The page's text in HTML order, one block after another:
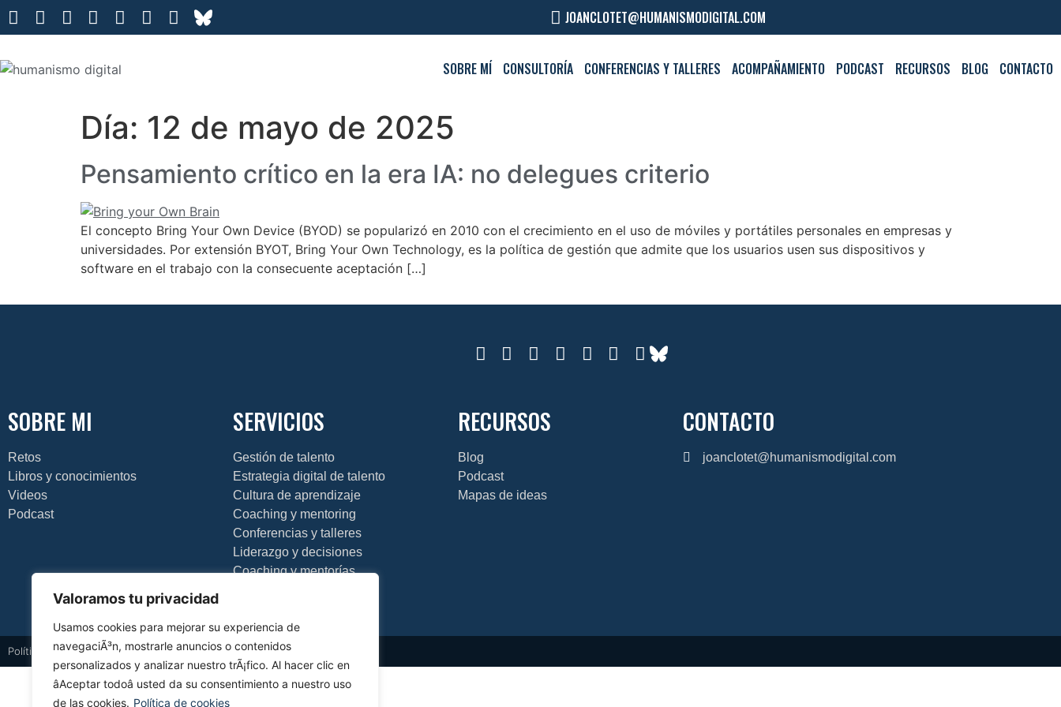
Valoramos tu privacidad
Usamos cookies para mejorar su experiencia de
navegaciÃ³n, mostrarle anuncios o contenidos
personalizados y analizar nuestro trÃ¡fico. Al hacer clic en
âAceptar todoâ usted da su consentimiento a nuestro uso
de las cookies. Política de cookies
JOANCLOTET@HUMANISMODIGITAL.COM
SOBRE MÍ CONSULTORÍA CONFERENCIAS Y TALLERES ACOMPAÑAMIENTO PODCAST RECURSOS BLOG CONTACTO
Día: 12 de mayo de 2025
Pensamiento crítico en la era IA: no delegues criterio
El concepto Bring Your Own Device (BYOD) se popularizó en 2010 con el crecimiento en el uso de móviles y portátiles personales en empresas y
universidades. Por extensión BYOT, Bring Your Own Technology, es la política de gestión que admite que los usuarios usen sus dispositivos y
software en el trabajo con la consecuente aceptación […]
SOBRE MI
Retos
Libros y conocimientos
Videos
Podcast
SERVICIOS
Gestión de talento
Estrategia digital de talento
Cultura de aprendizaje
Coaching y mentoring
Conferencias y talleres
Liderazgo y decisiones
Coaching y mentorías
RECURSOS
Blog
Podcast
Mapas de ideas
CONTACTO
joanclotet@humanismodigital.com
Política de privacidad Política de cookiesAviso legalDiseño web